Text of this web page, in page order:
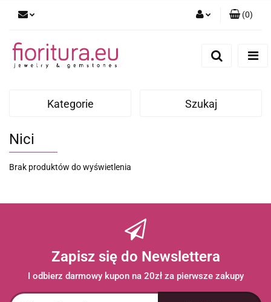
(0)
Kategorie Szukaj
Nici
Brak produktów do wyświetlenia
Zapisz się do Newslettera
I odbierz darmowy kupon na 20zł za pierwsze zakupy